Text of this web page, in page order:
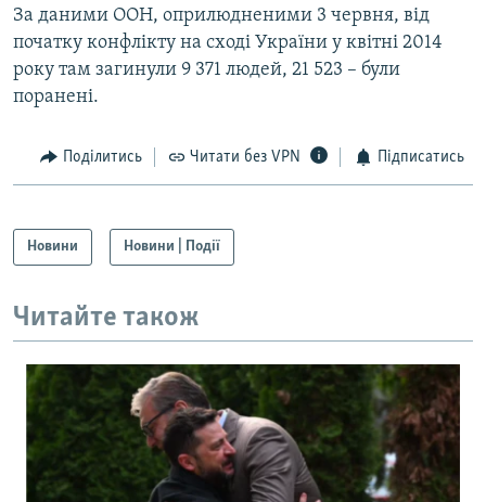
За даними ООН, оприлюдненими 3 червня, від
початку конфлікту на сході України у квітні 2014
року там загинули 9 371 людей, 21 523 – були
поранені.
Поділитись Читати без VPN Підписатись
Новини Новини | Події
Читайте також